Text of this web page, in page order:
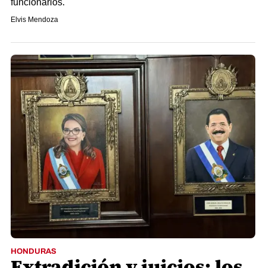
funcionarios.
Elvis Mendoza
HONDURAS